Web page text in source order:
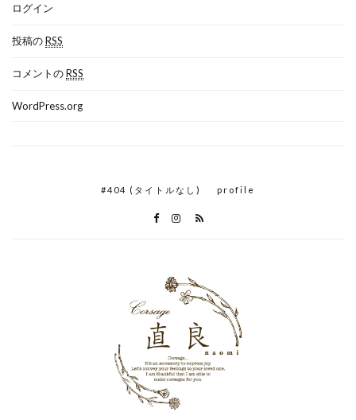
ログイン
投稿のRSS
コメントのRSS
WordPress.org
#404 (タイトルなし) profile